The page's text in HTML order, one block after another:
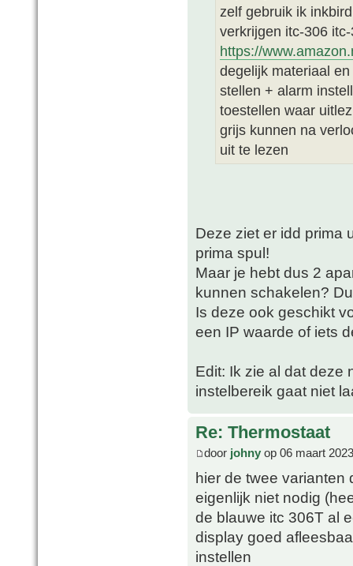
zelf gebruik ik
verkrijgen itc-306
https://
degelijk materiaal
stellen + alarm
toestellen waar
grijs kunnen na
uit te lezen
Deze ziet er idd prima
prima spul!
Maar je hebt dus 2
kunnen schakelen?
Is deze ook geschikt
een IP waarde of iets
Edit: Ik zie al dat deze
instelbereik gaat niet
Re: Thermostaat
door johny op 06 maart
hier de twee varianten
eigenlijk niet nodig
de blauwe itc 306T al
display goed
instellen